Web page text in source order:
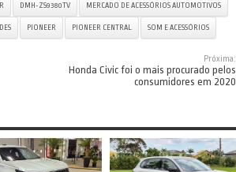
DMH-ZS9380TV MERCADO DE ACESSÓRIOS AUTOMOTIVOS
PIONEER PIONEER CENTRAL SOM E ACESSÓRIOS
Próxima:
Honda Civic foi o mais procurado pelos
consumidores em 2020